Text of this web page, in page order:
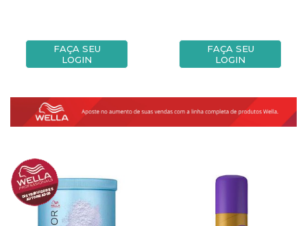
FAÇA SEU
LOGIN
FAÇA SEU
LOGIN